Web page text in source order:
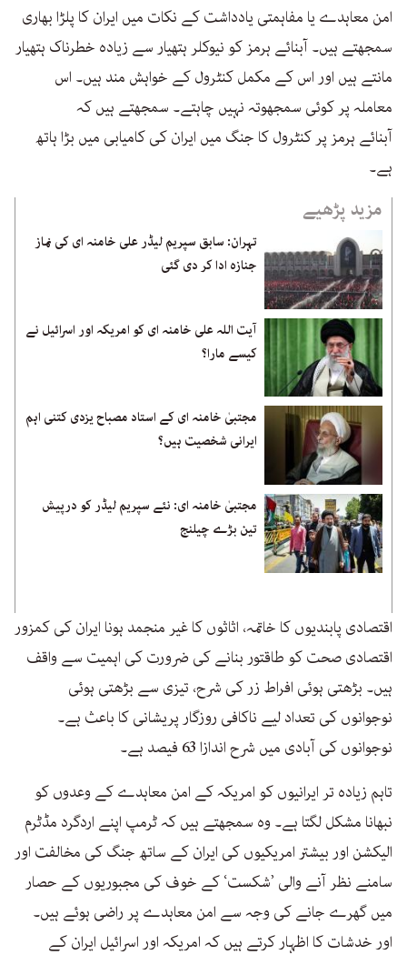
امن معاہدے یا مفاہمتی یادداشت کے نکات میں ایران کا پلڑا بھاری
سمجھتے ہیں۔ آبنائے ہرمز کو نیوکلر ہتھیار سے زیادہ خطرناک ہتھیار
مانتے ہیں اور اس کے مکمل کنٹرول کے خواہش مند ہیں۔ اس
معاملہ پر کوئی سمجھوتہ نہیں چاہتے۔ سمجھتے ہیں کہ
آبنائے ہرمز پر کنٹرول کا جنگ میں ایران کی کامیابی میں بڑا ہاتھ
ہے۔
مزید پڑھیے
تہران: سابق سپریم لیڈر علی خامنہ ای کی نماز
جنازہ ادا کر دی گئی
آیت اللہ علی خامنہ ای کو امریکہ اور اسرائیل نے
کیسے مارا؟
مجتبیٰ خامنہ ای کے استاد مصباح یزدی کتنی اہم
ایرانی شخصیت ہیں؟
مجتبیٰ خامنہ ای: نئے سپریم لیڈر کو درپیش
تین بڑے چیلنج
اقتصادی پابندیوں کا خاتمہ، اثاثوں کا غیر منجمد ہونا ایران کی کمزور
اقتصادی صحت کو طاقتور بنانے کی ضرورت کی اہمیت سے واقف
ہیں۔ بڑھتی ہوئی افراط زر کی شرح، تیزی سے بڑھتی ہوئی
نوجوانوں کی تعداد لیے ناکافی روزگار پریشانی کا باعث ہے۔
نوجوانوں کی آبادی میں شرح اندازا 63 فیصد ہے۔
تاہم زیادہ تر ایرانیوں کو امریکہ کے امن معاہدے کے وعدوں کو
نبھانا مشکل لگتا ہے۔ وہ سمجھتے ہیں کہ ٹرمپ اپنے اردگرد مڈٹرم
الیکشن اور بیشتر امریکیوں کی ایران کے ساتھ جنگ کی مخالفت اور
سامنے نظر آنے والی ’شکست‘ کے خوف کی مجبوریوں کے حصار
میں گھرے جانے کی وجہ سے امن معاہدے پر راضی ہوئے ہیں۔
اور خدشات کا اظہار کرتے ہیں کہ امریکہ اور اسرائیل ایران کے